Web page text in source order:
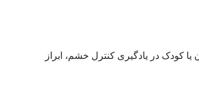
کودک در یادگیری کنترل خشم، ابراز